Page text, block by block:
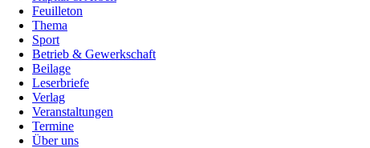
Feuilleton
Thema
Sport
Betrieb & Gewerkschaft
Beilage
Leserbriefe
Verlag
Veranstaltungen
Termine
Über uns